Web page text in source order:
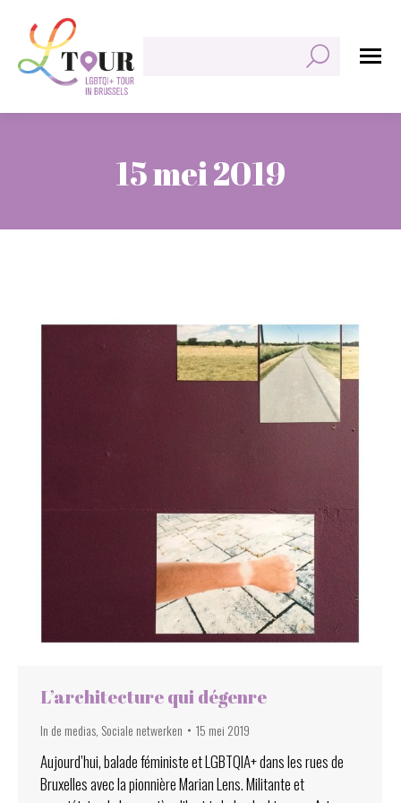
15 mei 2019
L’architecture qui dégenre
In de medias Sociale netwerken 15 mei 2019
Aujourd’hui, balade féministe et LGBTQIA+ dans les rues de
Bruxelles avec la pionnière Marian Lens. Militante et